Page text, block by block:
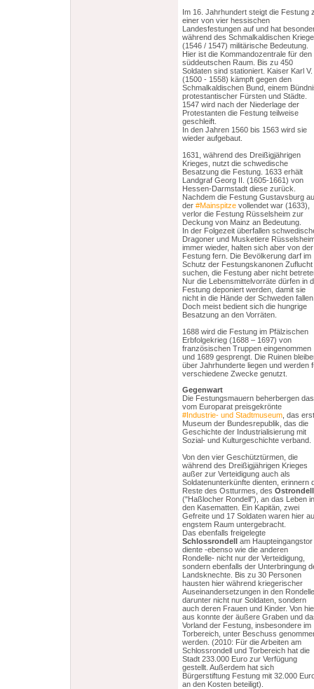
Im 16. Jahrhundert steigt die Festung
einer von vier hessischen
Landesfestungen auf und hat
während des Schmalkaldischen
(1546 / 1547) militärische Bedeutung.
Hier ist die Kommandozentrale für den
süddeutschen Raum. Bis zu 450
Soldaten sind stationiert. Kaiser Karl V.
(1500 - 1558) kämpft gegen den
Schmalkaldischen Bund, einem
protestantischer Fürsten und Städte.
1547 wird nach der Niederlage der
Protestanten die Festung teilweise
geschleift.
In den Jahren 1560 bis 1563 wird sie
wieder aufgebaut.
1631, während des Dreißigjährigen
Krieges, nutzt die schwedische
Besatzung die Festung. 1633 erhält
Landgraf Georg II. (1605-1661) von
Hessen-Darmstadt diese zurück.
Nachdem die Festung Gustavsburg
der #Mainspitze vollendet war (1633),
verlor die Festung Rüsselsheim zur
Deckung von Mainz an Bedeutung.
In der Folgezeit überfallen
Dragoner und Musketiere
immer wieder, halten sich aber von der
Festung fern. Die Bevölkerung darf im
Schutz der Festungskanonen Zuflucht
suchen, die Festung aber nicht
Nur die Lebensmittelvorräte dürfen in
Festung deponiert werden, damit sie
nicht in die Hände der Schweden
Doch meist bedient sich die hungrige
Besatzung an den Vorräten.
1688 wird die Festung im Pfälzischen
Erbfolgekrieg (1688 – 1697) von
französischen Truppen eingenommen
und 1689 gesprengt. Die Ruinen
über Jahrhunderte liegen und werden
verschiedene Zwecke genutzt.
Gegenwart
Die Festungsmauern beherbergen das
vom Europarat preisgekrönte
#Industrie- und Stadtmuseum , das
Museum der Bundesrepublik, das die
Geschichte der Industrialisierung mit
Sozial- und Kulturgeschichte verband.
Von den vier Geschütztürmen, die
während des Dreißigjährigen Krieges
außer zur Verteidigung auch als
Soldatenunterkünfte dienten, erinnern
Reste des Ostturmes, des
("Haßlocher Rondell"), an das Leben in
den Kasematten. Ein Kapitän, zwei
Gefreite und 17 Soldaten waren hier
engstem Raum untergebracht.
Das ebenfalls freigelegte
Schlossrondell am Haupteingangstor
diente -ebenso wie die anderen
Rondelle- nicht nur der Verteidigung,
sondern ebenfalls der Unterbringung
Landsknechte. Bis zu 30 Personen
hausten hier während kriegerischer
Auseinandersetzungen in den
darunter nicht nur Soldaten, sondern
auch deren Frauen und Kinder. Von
aus konnte der äußere Graben und
Vorland der Festung, insbesondere im
Torbereich, unter Beschuss
werden. (2010: Für die Arbeiten am
Schlossrondell und Torbereich hat die
Stadt 233.000 Euro zur Verfügung
gestellt. Außerdem hat sich
Bürgerstiftung Festung mit 32.000
an den Kosten beteiligt).